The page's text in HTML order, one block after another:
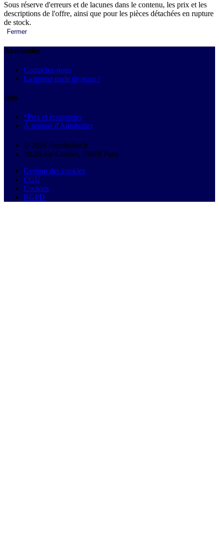
Sous réserve d'erreurs et de lacunes dans le contenu, les prix et les
descriptions de l'offre, ainsi que pour les pièces détachées en rupture
de stock.
Fermer
Autobutler
Contactez-nous
La presse parle de nous !
Info
*Prix et économies
À propos d'Autobutler
© 2026 Autobutler.fr
18-26 rue Goubet, 75019 Paris
Gestion des cookies
CGU
Cookies
RGPD